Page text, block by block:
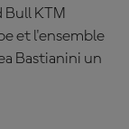
Bull KTM
et l'ensemble
Bastianini un